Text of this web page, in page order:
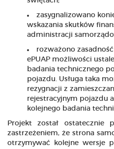
zasygnalizowano
wskazania skutków
administracji
rozważono
ePUAP możliwości
badania technicznego
pojazdu. Usługa taka
rezygnacji z
rejestracyjnym pojazdu
kolejnego badania
Projekt został ostatecznie
zastrzeżeniem, że strona
otrzymywać kolejne wersje